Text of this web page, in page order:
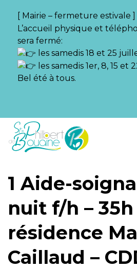
[ Mairie – fermeture estivale ]
L’accueil physique et
sera fermé:
les samedis 18 et 25
les samedis 1er, 8, 15 et
Bel été à tous.
Aller
Aller
contenu
Aller
pied
1 Aide-
nuit f/h – 35h
résidence
Caillaud –